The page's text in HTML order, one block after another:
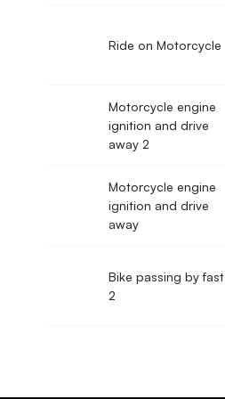
Ride on Motorcycle
Motorcycle engine
ignition and drive
away 2
Motorcycle engine
ignition and drive
away
Bike passing by fast
2